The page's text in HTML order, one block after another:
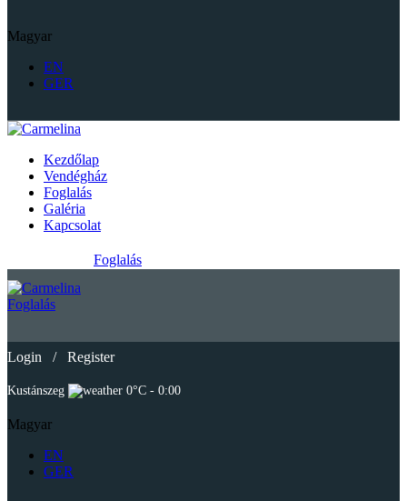
Magyar
EN
GER
Kezdőlap
Vendégház
Foglalás
Galéria
Kapcsolat
Foglalás
Foglalás
Login / Register
Kustánszeg 0°C - 0:00
Magyar
EN
GER